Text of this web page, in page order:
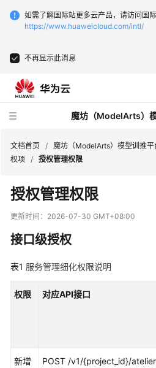
如需了解国际站更多云产品，请访问国际
https://www.huaweicloud.com/intl/
不再显示此消息
魔坊（ModelArts）
最
新
动
务
告
绍
文档首页 / 魔坊（ModelArts）模型训推平
权项 / 授权管理权限
授权管理权限
更新时间： 2026-07-30 GMT+08:00
接口级授权
表1 服务管理细化权限说明
权限 对应API接口
新增
POST /v1/{project_id}/